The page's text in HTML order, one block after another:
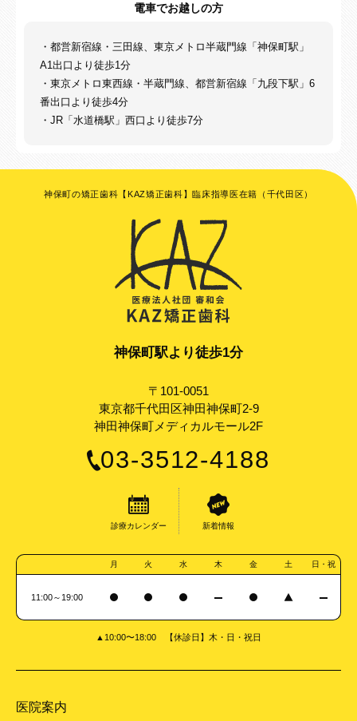
電車でお越しの方
・都営新宿線・三田線、東京メトロ半蔵門線「神保町駅」
A1出口より徒歩1分
・東京メトロ東西線・半蔵門線、都営新宿線「九段下駅」6
番出口より徒歩4分
・JR「水道橋駅」西口より徒歩7分
神保町の矯正歯科【KAZ矯正歯科】臨床指導医在籍（千代田区）
神保町駅より徒歩1分
〒101-0051
東京都千代田区神田神保町2-9
神田神保町メディカルモール2F
03-3512-4188
診療カレンダー 新着情報
月 火 水 木 金 土 日・祝
11:00～19:00
▲10:00〜18:00 【休診日】木・日・祝日
医院案内